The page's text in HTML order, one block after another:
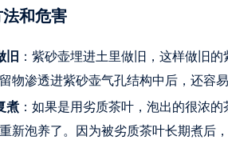
和危害
旧 ：紫砂壶埋进土里做旧，这样做旧
物渗透进紫砂壶气孔结构中后，还容
煮 ：如果是用劣质茶叶，泡出的很浓
新泡养了。因为被劣质茶叶长期煮后